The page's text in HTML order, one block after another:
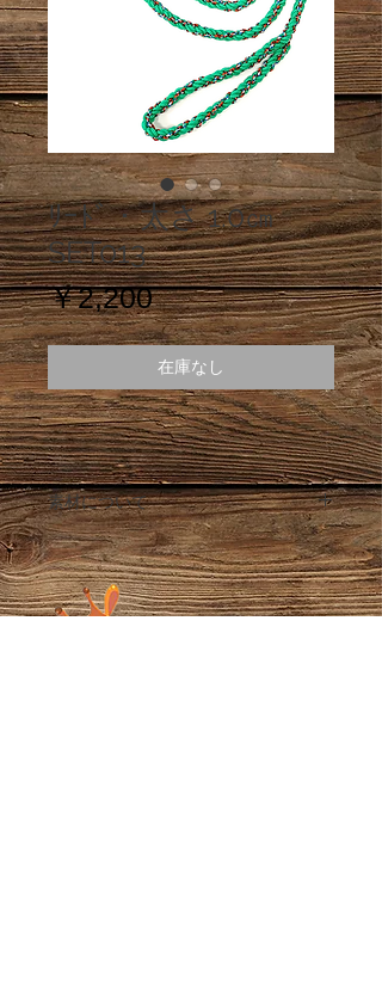
ﾘｰﾄﾞ・太さ 1.0㎝
SET013
￥2,200価
格
在庫なし
素材について
パラコードで作成しております。
パラコードとは、パラシュートやアウト
ドアで使用される耐久性が強く軽くて乾
きやすいロープです。